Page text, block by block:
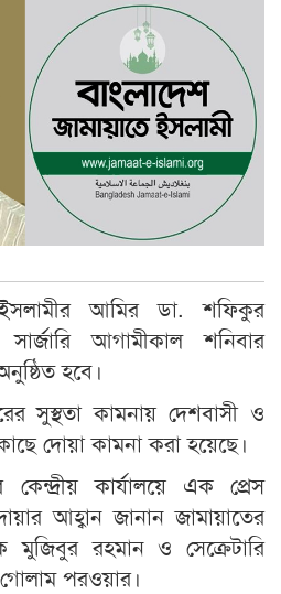
ইসলামীর আমির ডা. শফিকুর
আগামীকাল শনিবার
হবে।
সুস্থতা কামনায় দেশবাসী ও
দোয়া কামনা করা হয়েছে।
কার্যালয়ে এক প্রেস
আহ্বান জানান জামায়াতের
মুজিবুর রহমান ও সেক্রেটারি
পরওয়ার।